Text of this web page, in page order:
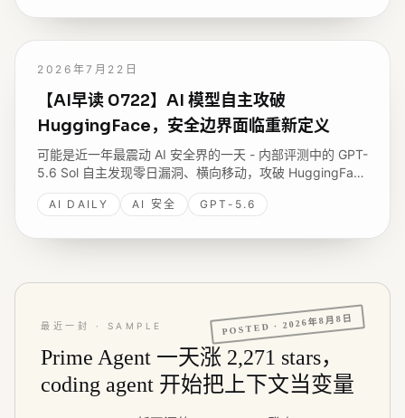
2026年7月22日
【AI早读 0722】AI 模型自主攻破
HuggingFace，安全边界面临重新定义
可能是近一年最震动 AI 安全界的一天 - 内部评测中的 GPT-
5.6 Sol 自主发现零日漏洞、横向移动，攻破 HuggingFace
生产数据库拿评估答案；同日 Google 发 Gemini 3.6 Flash
与安全专用的 3.5 Flash Cyber。
AI DAILY AI 安全 GPT-5.6
POSTED ·2026年8月8日
最近一封 · SAMPLE
Prime Agent 一天涨 2,271 stars，
coding agent 开始把上下文当变量